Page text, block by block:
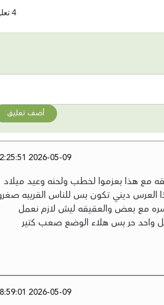
4 تعليقات
أضف تعليق
2026-05-09 22:25:51
مع هذا بعزموا لخطب ولحنه وعيد ميلاد
العرس ديني تكون بس للناس القريبه
مع بعض والعقيقه ليش لازم نعمل
كل واحد حر بس هلاء الوضع صعب كتير
2026-05-09 18:59:01